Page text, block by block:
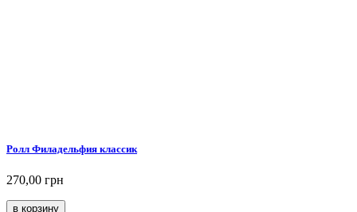
Ролл Филадельфия классик
270,00 грн